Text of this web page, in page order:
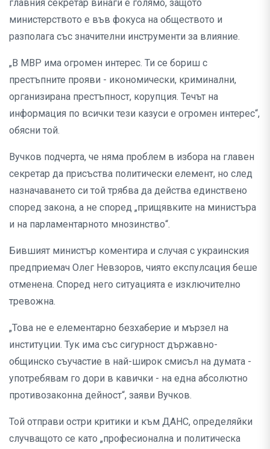
главния секретар винаги е голямо, защото
министерството е във фокуса на обществото и
разполага със значителни инструменти за влияние.
„В МВР има огромен интерес. Ти се бориш с
престъпните прояви - икономически, криминални,
организирана престъпност, корупция. Течът на
информация по всички тези казуси е огромен интерес“,
обясни той.
Вучков подчерта, че няма проблем в избора на главен
секретар да присъства политически елемент, но след
назначаването си той трябва да действа единствено
според закона, а не според „прищявките на министъра
и на парламентарното мнозинство“.
Бившият министър коментира и случая с украинския
предприемач Олег Невзоров, чиято експулсация беше
отменена. Според него ситуацията е изключително
тревожна.
„Това не е елементарно безхаберие и мързел на
институции. Тук има със сигурност държавно-
общинско съучастие в най-широк смисъл на думата -
употребявам го дори в кавички - на една абсолютно
противозаконна дейност“, заяви Вучков.
Той отправи остри критики и към ДАНС, определяйки
случващото се като „професионална и политическа